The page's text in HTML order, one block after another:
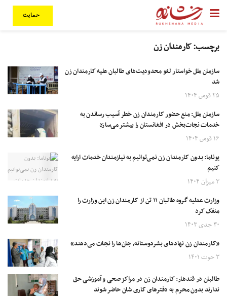
حمایت
برچسب:کارمندان زن
سازمان ملل خواستار لغو محدودیت‌های طالبان علیه کارمندان زن
شد
۲۵ قوس ۱۴۰۴
سازمان ملل: منع حضور کارمندان زن خطر آسیب رساندن به
خدمات نجات‌بخش در افغانستان را بیشتر می‌سازد
۱۶ قوس ۱۴۰۴
یوناما: بدون کارمندان زن نمی‌توانیم به نیازمندان خدمات ارایه
کنیم
۳ میزان ۱۴۰۴
وزارت عدلیه گروه طالبان ۱۱ تن از کارمندان زن این وزارت را
منفک کرد
۳۰ جدی ۱۴۰۳
«کارمندان زن نهادهای بشردوستانه، جان‌ها را نجات می‌دهند»
۳ حوت ۱۴۰۱
طالبان در قندهار: کارمندان زن در مراکز صحی و آموزشی حق
ندارند بدون محرم به دفترهای کاری شان حاضر شوند